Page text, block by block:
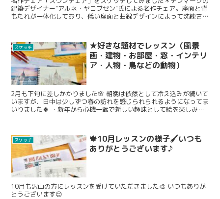
建築デザイナー"アルネ・ヤコブセン"氏による名作チェア。座面と背
もたれが一体化しており、低い座面と曲線デザインによって洗練され
スケッチ
★好きな題材でレッスン（風景
画・建物・お部屋・窓・インテリ
ア・人物・鳥などの動物）
2月も下旬に差しかかりました🌸 朝晩は依然として冷え込みが続いて
いますが、日中は少しずつ春の訪れを感じられられるようになってま
いりました🍀 ・新年から心機一転で新しい趣味として絵を楽しみた
方が増えてきました🙏 いつもありがとうございます😌 レッスンの題
材としては風景画や建物外観、お部屋の内観、窓、インテリア、人物
表現、動物などなど、ご希望に応じて丁寧にレクチャーさせていただ
いております✍️
スケッチ
🍁10月レッスンの様子🖌いつも
ありがとうございます♪
10月も沢山の方にレッスンを受けていただきました🎨 いつもありが
とうございます😌